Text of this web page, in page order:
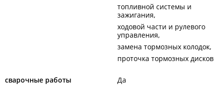
топливной системы и
зажигания
ходовой части и рулевого
управления
замена тормозных колодок
проточка тормозных дисков
сварочные работы Да